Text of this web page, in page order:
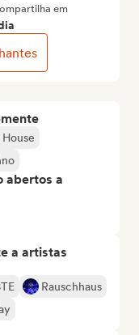
abertos a
a artistas
Rauschhaus
em